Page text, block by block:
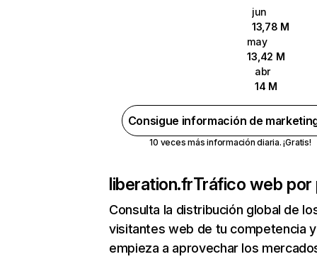
jun
13,78 M
may
13,42 M
abr
14 M
Consigue información de
10 veces más información diaria. ¡Gratis!
liberation.frTráfico web por
Consulta la distribución global de
visitantes web de tu competencia y
empieza a aprovechar los